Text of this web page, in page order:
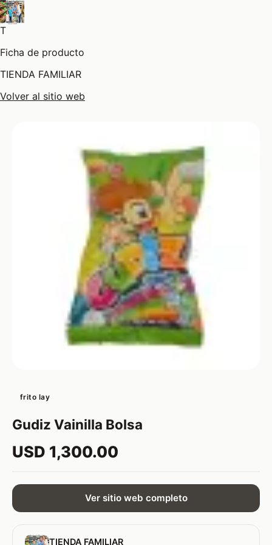
T
Ficha de producto
TIENDA FAMILIAR
Volver al sitio web
frito lay
Gudiz Vainilla Bolsa
USD 1,300.00
Ver sitio web completo
TIENDA FAMILIAR